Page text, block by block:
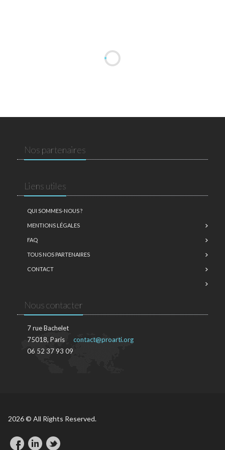
Nos partenaires
Liens utiles
QUI SOMMES-NOUS ?
MENTIONS LÉGALES
FAQ
TOUS NOS PARTENAIRES
CONTACT
Nous contacter
7 rue Bachelet
75018, Paris
06 52 37 93 09
contact@proarti.org
2026 © All Rights Reserved.